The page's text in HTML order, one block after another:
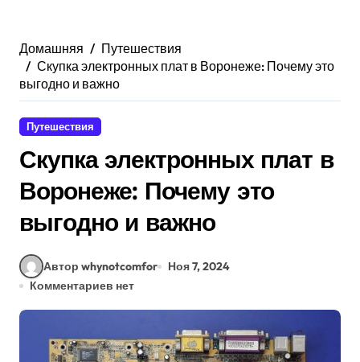
Домашняя
Путешествия
Скупка электронных плат в Воронеже: Почему это
выгодно и важно
Путешествия
Скупка электронных плат в
Воронеже: Почему это
выгодно и важно
Автор whynotcomfor
Ноя 7, 2024
Комментариев нет